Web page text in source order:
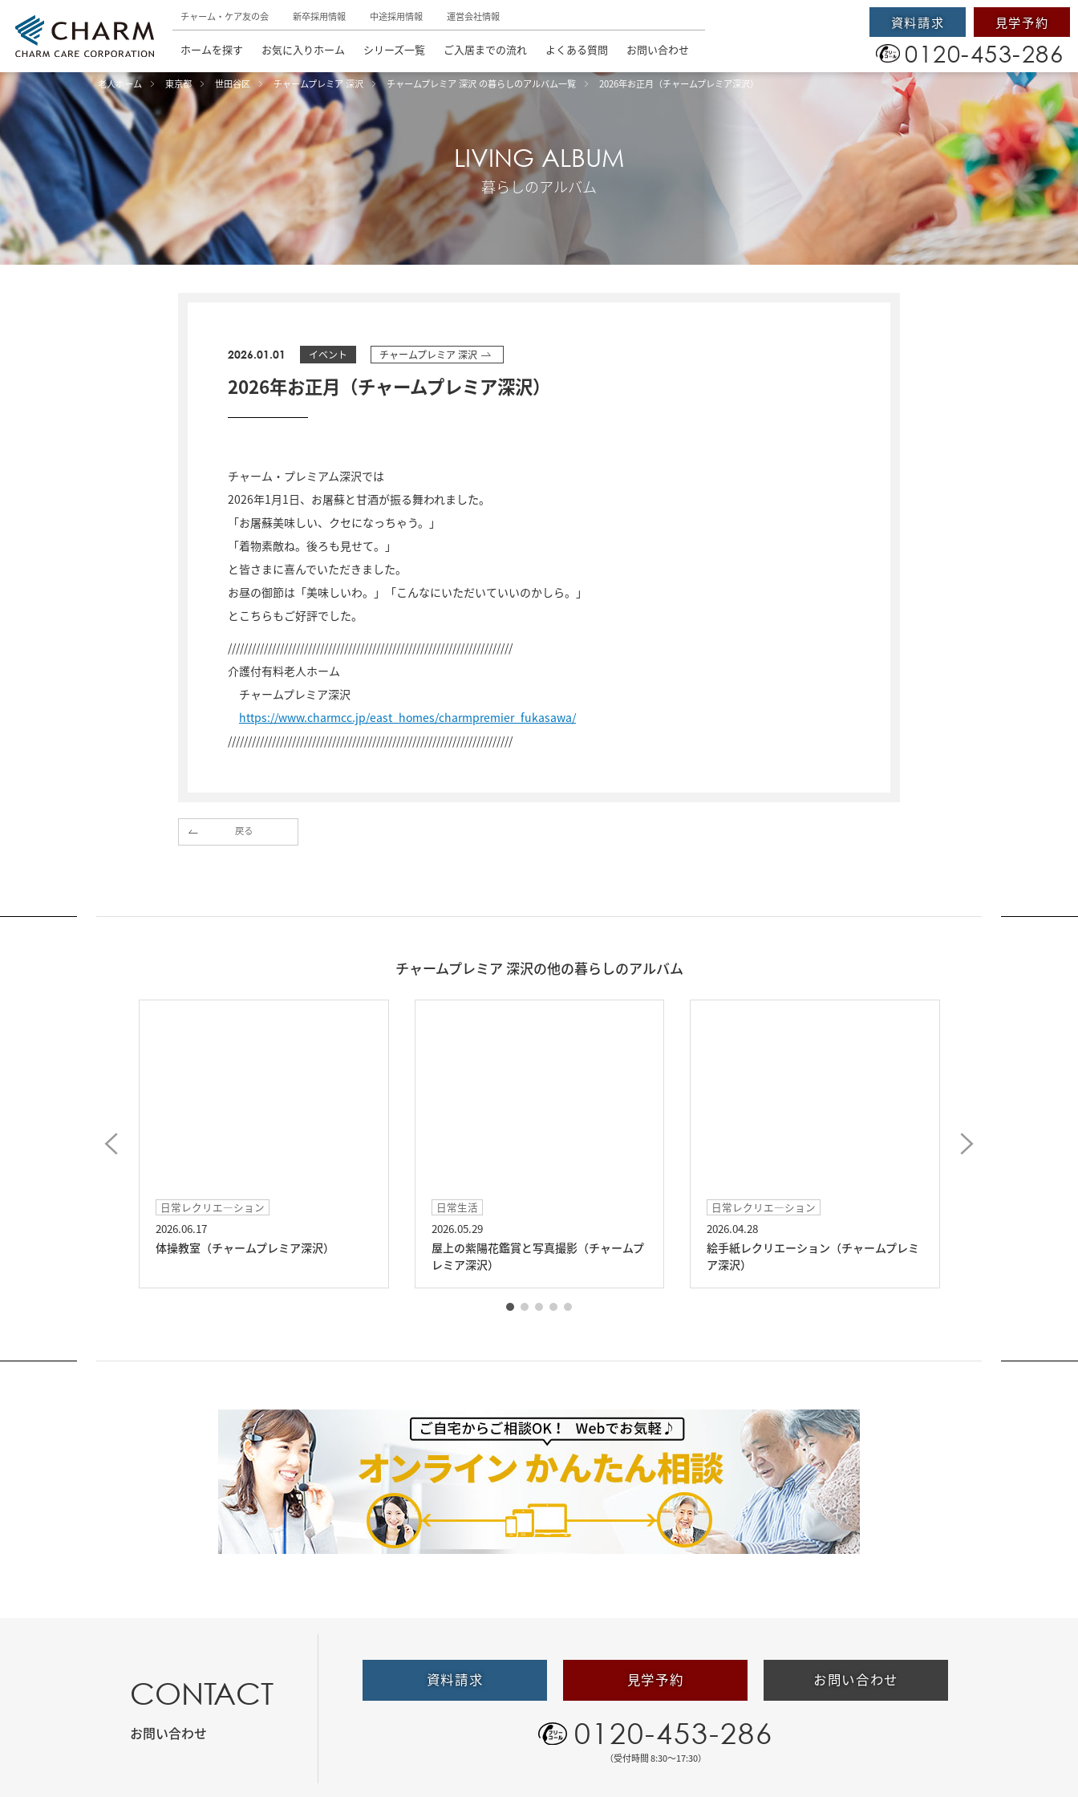
チャーム・ケア友の会 新卒採用情報 中途採用情報 運営会社情報
ホームを探す お気に入りホーム シリーズ一覧 ご入居までの流れ よくある質問 お問い合わせ
資料請求 見学予約
0120-453-286
老人ホーム 東京都 世田谷区 チャームプレミア 深沢 チャームプレミア 深沢 の暮らしのアルバム一覧 2026年お正月（チャームプレミア深沢）
LIVING ALBUM
暮らしのアルバム
2026.01.01 イベント チャームプレミア 深沢
2026年お正月（チャームプレミア深沢）
チャーム・プレミアム深沢では
2026年1月1日、お屠蘇と甘酒が振る舞われました。
「お屠蘇美味しい、クセになっちゃう。」
「着物素敵ね。後ろも見せて。」
と皆さまに喜んでいただきました。
お昼の御節は「美味しいわ。」「こんなにいただいていいのかしら。」
とこちらもご好評でした。
///////////////////////////////////////////////////////////////////////
介護付有料老人ホーム
チャームプレミア深沢
https://www.charmcc.jp/east_homes/charmpremier_fukasawa/
///////////////////////////////////////////////////////////////////////
戻る
チャームプレミア 深沢の他の暮らしのアルバム
日常レクリエ―ション
2026.06.17
体操教室（チャームプレミア深沢）
日常生活
2026.05.29
屋上の紫陽花鑑賞と写真撮影（チャームプ
レミア深沢）
日常レクリエ―ション
2026.04.28
絵手紙レクリエーション（チャームプレミ
ア深沢）
CONTACT
お問い合わせ
資料請求 見学予約 お問い合わせ
0120-453-286
（受付時間 8:30〜17:30）